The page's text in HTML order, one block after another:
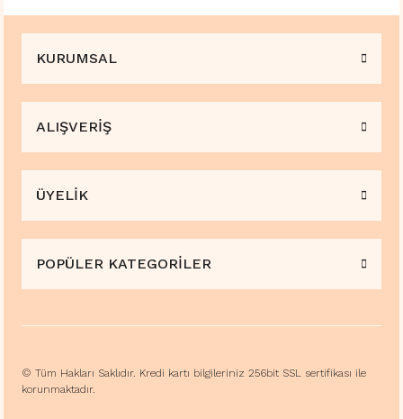
KURUMSAL
ALIŞVERİŞ
ÜYELİK
POPÜLER KATEGORİLER
© Tüm Hakları Saklıdır. Kredi kartı bilgileriniz 256bit SSL sertifikası ile
korunmaktadır.